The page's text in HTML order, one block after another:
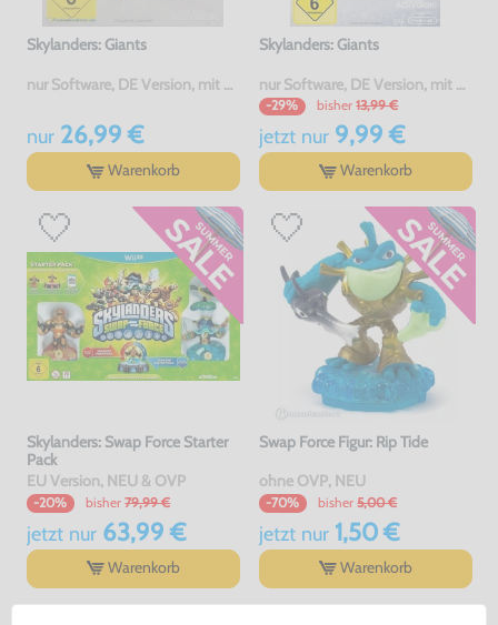
Skylanders: Giants
nur Software, DE Version, mit OVP, gebraucht
nur26,99 €
Warenkorb
Skylanders: Giants
nur Software, DE Version, mit OVP, gebraucht
-29% bisher 13,99 €
jetzt nur9,99 €
Warenkorb
Skylanders: Swap Force Starter
Pack
EU Version, NEU & OVP
-20% bisher 79,99 €
jetzt nur63,99 €
Warenkorb
Swap Force Figur: Rip Tide
ohne OVP, NEU
-70% bisher 5,00 €
jetzt nur1,50 €
Warenkorb